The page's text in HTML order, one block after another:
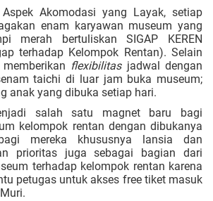
Akomodasi yang Layak, setiap
enam karyawan museum yang
merah bertuliskan SIGAP KEREN
terhadap Kelompok Rentan). Selain
flexibilitasjadwal dengan
taichi di luar jam buka museum;
anak yang dibuka setiap hari.
salah satu magnet baru bagi
kelompok rentan dengan dibukanya
mereka khususnya lansia dan
prioritas juga sebagai bagian dari
terhadap kelompok rentan karena
petugas untuk akses free tiket masuk